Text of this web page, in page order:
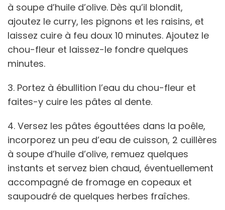
à soupe d’huile d’olive. Dès qu’il blondit,
ajoutez le curry, les pignons et les raisins, et
laissez cuire à feu doux 10 minutes. Ajoutez le
chou-fleur et laissez-le fondre quelques
minutes.
3. Portez à ébullition l’eau du chou-fleur et
faites-y cuire les pâtes al dente.
4. Versez les pâtes égouttées dans la poêle,
incorporez un peu d’eau de cuisson, 2 cuillères
à soupe d’huile d’olive, remuez quelques
instants et servez bien chaud, éventuellement
accompagné de fromage en copeaux et
saupoudré de quelques herbes fraîches.